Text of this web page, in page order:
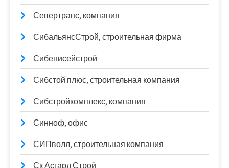
Севертранс, компания
СибальянсСтрой, строительная фирма
Сибенисейстрой
Сибстой плюс, строительная компания
Сибстройкомплекс, компания
Синноф, офис
СИПволл, строительная компания
Ск Асгард Строй